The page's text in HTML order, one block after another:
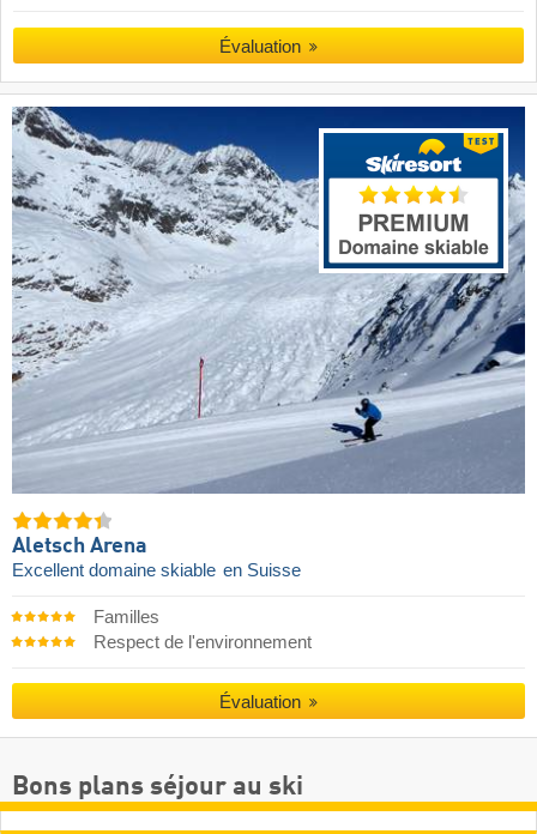
Évaluation
Aletsch Arena
Excellent domaine skiable en Suisse
Familles
Respect de l'environnement
Évaluation
Bons plans séjour au ski